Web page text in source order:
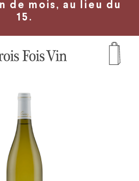
de mois, au lieu du
15.